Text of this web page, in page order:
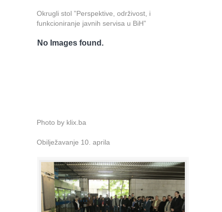
Okrugli stol ”Perspektive, održivost, i
funkcioniranje javnih servisa u BiH”
No Images found.
Photo by klix.ba
Obilježavanje 10. aprila